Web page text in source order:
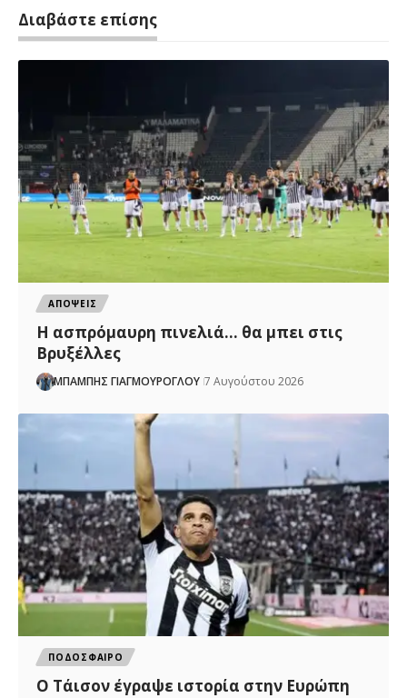
Διαβάστε επίσης
ΑΠΟΨΕΙΣ
Η ασπρόμαυρη πινελιά… θα μπει στις
Βρυξέλλες
ΜΠΑΜΠΗΣ ΓΙΑΓΜΟΥΡΟΓΛΟΥ 7 Αυγούστου 2026
ΠΟΔΟΣΦΑΙΡΟ
Ο Τάισον έγραψε ιστορία στην Ευρώπη